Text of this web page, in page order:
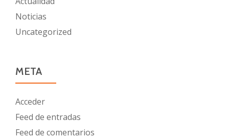
Noticias
Uncategorized
META
Acceder
Feed de entradas
Feed de comentarios